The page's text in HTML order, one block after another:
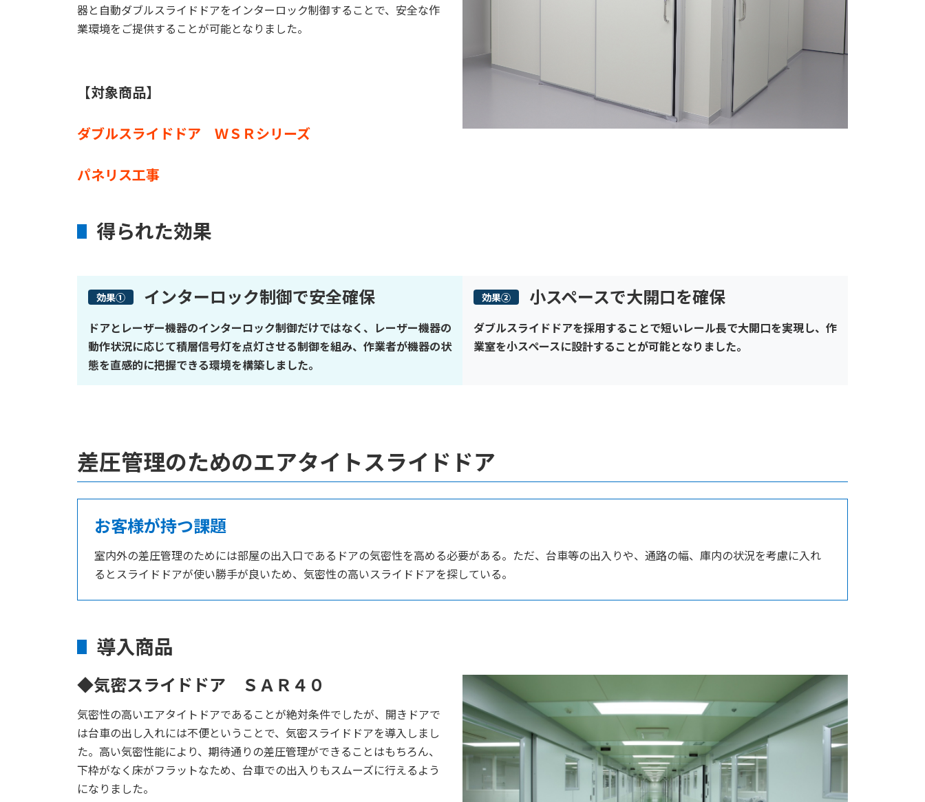
器と自動ダブルスライドドアをインターロック制御することで、安全な作
業環境をご提供することが可能となりました。
【対象商品】
ダブルスライドドア ＷＳＲシリーズ
パネリス工事
得られた効果
効果① インターロック制御で安全確保
ドアとレーザー機器のインターロック制御だけではなく、レーザー機器の
動作状況に応じて積層信号灯を点灯させる制御を組み、作業者が機器の状
態を直感的に把握できる環境を構築しました。
効果② 小スペースで大開口を確保
ダブルスライドドアを採用することで短いレール長で大開口を実現し、作
業室を小スペースに設計することが可能となりました。
差圧管理のためのエアタイトスライドドア
お客様が持つ課題
室内外の差圧管理のためには部屋の出入口であるドアの気密性を高める必要がある。ただ、台車等の出入りや、通路の幅、庫内の状況を考慮に入れ
るとスライドドアが使い勝手が良いため、気密性の高いスライドドアを探している。
導入商品
◆気密スライドドア ＳＡＲ４０
気密性の高いエアタイトドアであることが絶対条件でしたが、開きドアで
は台車の出し入れには不便ということで、気密スライドドアを導入しまし
た。高い気密性能により、期待通りの差圧管理ができることはもちろん、
下枠がなく床がフラットなため、台車での出入りもスムーズに行えるよう
になりました。